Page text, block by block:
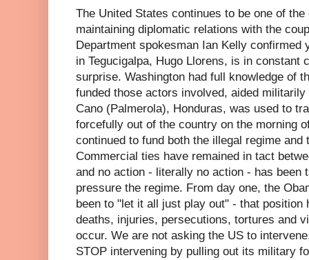
The United States continues to be one of
maintaining diplomatic relations with the
Department spokesman Ian Kelly confirmed
in Tegucigalpa, Hugo Llorens, is in constant
surprise. Washington had full knowledge of
funded those actors involved, aided
Cano (Palmerola), Honduras, was used to
forcefully out of the country on the morning
continued to fund both the illegal regime and
Commercial ties have remained in tact
and no action - literally no action - has been
pressure the regime. From day one, the
been to "let it all just play out" - that position
deaths, injuries, persecutions, tortures and
occur. We are not asking the US to
STOP intervening by pulling out its military